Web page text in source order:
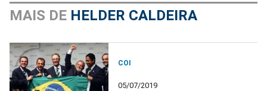
MAIS DE HELDER CALDEIRA
COI
05/07/2019